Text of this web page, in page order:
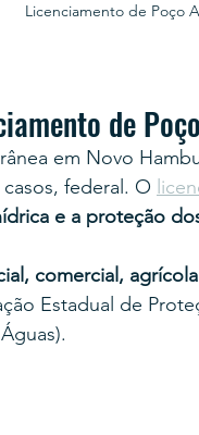
Licenciamento de Poço
de
em Novo
federal. O
e a proteção
comercial,
Estadual de